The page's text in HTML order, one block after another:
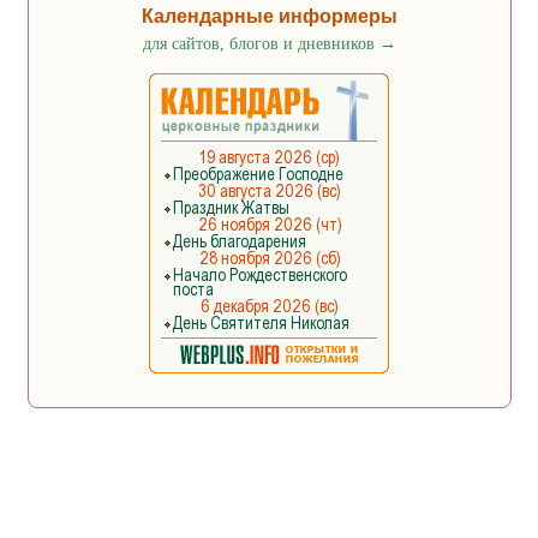
Календарные информеры
для сайтов, блогов и дневников →